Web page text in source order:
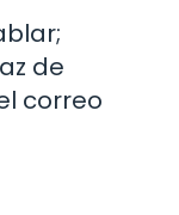
de
correo